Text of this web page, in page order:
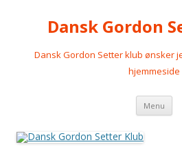
Dansk Gordon
Dansk Gordon Setter klub ønsker
hjemmeside
Menu